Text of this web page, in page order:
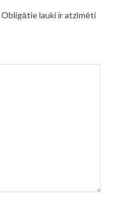
Obligātie lauki ir atzīmēti